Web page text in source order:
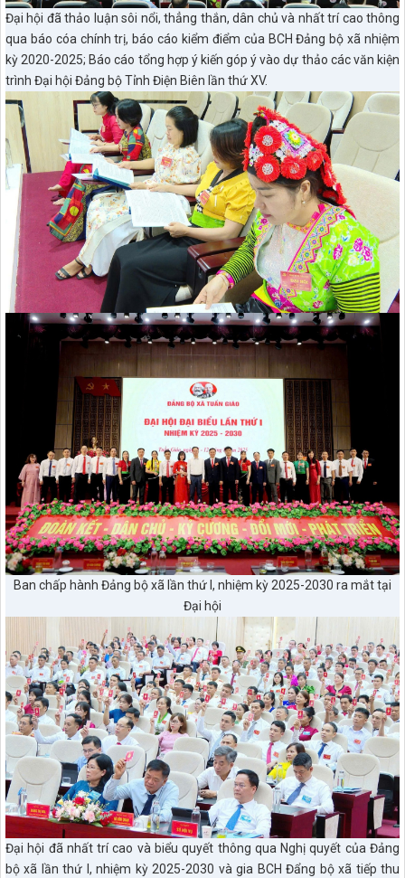
Đại hội đã thảo luận sôi nổi, thẳng thắn, dân chủ và nhất trí cao thông
qua báo cóa chính trị, báo cáo kiểm điểm của BCH Đảng bộ xã nhiệm
kỳ 2020-2025; Báo cáo tổng hợp ý kiến góp ý vào dự thảo các văn kiện
trình Đại hội Đảng bộ Tỉnh Điện Biên lần thứ XV.
Ban chấp hành Đảng bộ xã lần thứ I, nhiệm kỳ 2025-2030 ra mắt tại
Đại hội
Đại hội đã nhất trí cao và biểu quyết thông qua Nghị quyết của Đảng
bộ xã lần thứ I, nhiệm kỳ 2025-2030 và gia BCH Đẩng bộ xã tiếp thu